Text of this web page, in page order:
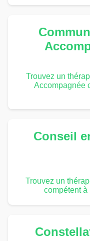
Trouvez un
Accompagnée
Conseil
Trouvez un
compétent à